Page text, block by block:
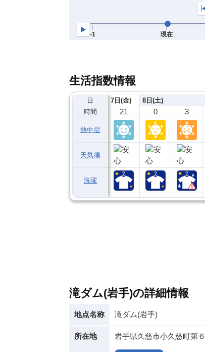
生活指数情報
日
時間
熱中症
天気痛
洗濯
7日(金)
21
8日(土)
0 3
滝ダム(岩手)の詳細情報
地点名称 滝ダム(岩手)
所在地 岩手県久慈市小久慈町第